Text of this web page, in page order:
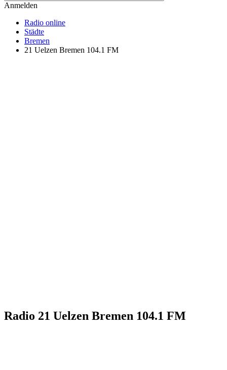
Anmelden
Radio online
Städte
Bremen
21 Uelzen Bremen 104.1 FM
Radio 21 Uelzen Bremen 104.1 FM